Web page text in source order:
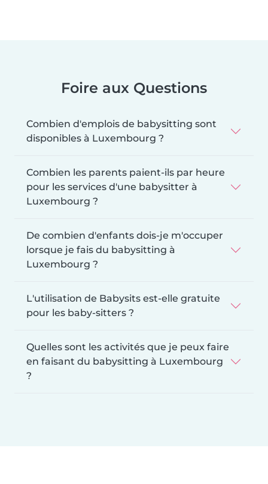
Foire aux Questions
Combien d'emplois de babysitting sont
disponibles à Luxembourg ?
Combien les parents paient-ils par heure
pour les services d'une babysitter à
Luxembourg ?
De combien d'enfants dois-je m'occuper
lorsque je fais du babysitting à
Luxembourg ?
L'utilisation de Babysits est-elle gratuite
pour les baby-sitters ?
Quelles sont les activités que je peux faire
en faisant du babysitting à Luxembourg
?